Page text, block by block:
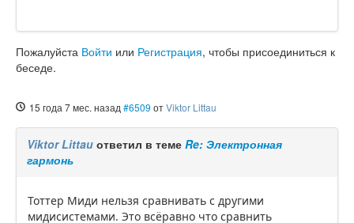
Пожалуйста Войти или Регистрация, чтобы присоединиться к
беседе.
15 года 7 мес. назад #6509 отViktor Littau
Viktor Littau ответил в теме Re: Электронная
гармонь
Тоттер Миди нельзя сравнивать с другими
мидисистемами. Это всёравно что сравнить